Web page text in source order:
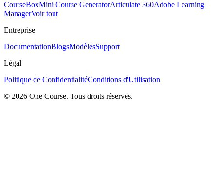
CourseBoxMini Course GeneratorArticulate 360Adobe Learning
ManagerVoir tout
Entreprise
DocumentationBlogsModèlesSupport
Légal
Politique de ConfidentialitéConditions d'Utilisation
© 2026 One Course. Tous droits réservés.